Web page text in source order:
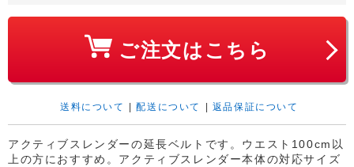
ご注文はこちら
送料について |配送について 返品保証について
アクティブスレンダーの延長ベルトです。ウエスト100cm以
上の方におすすめ。アクティブスレンダー本体の対応サイズ